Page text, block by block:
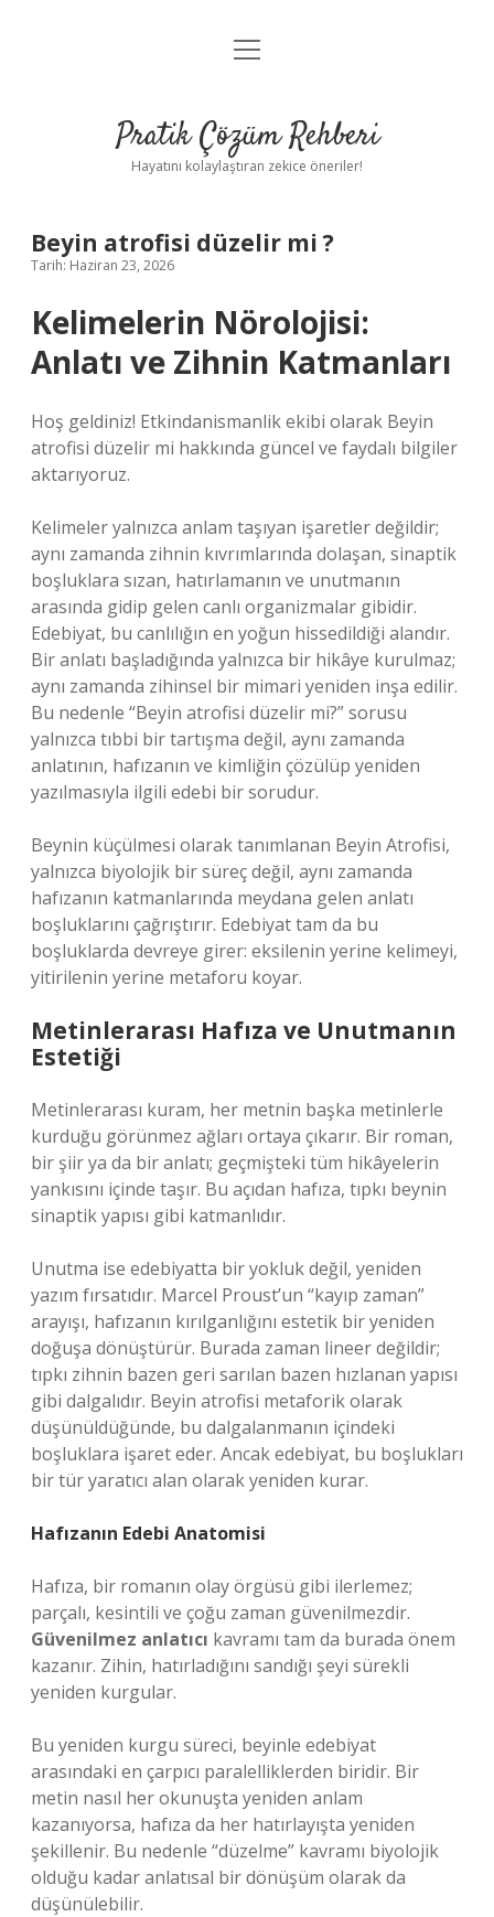
Anasayfa
Yasal Uyarı
menüyü
Pratik Çözüm Rehberi
Hayatını kolaylaştıran zekice öneriler!
Beyin atrofisi düzelir mi ?
Tarih: Haziran 23, 2026
Kelimelerin Nörolojisi:
Anlatı ve Zihnin Katmanları
Hoş geldiniz! Etkindanismanlik ekibi olarak Beyin
atrofisi düzelir mi hakkında güncel ve faydalı bilgiler
aktarıyoruz.
Kelimeler yalnızca anlam taşıyan işaretler değildir;
aynı zamanda zihnin kıvrımlarında dolaşan, sinaptik
boşluklara sızan, hatırlamanın ve unutmanın
arasında gidip gelen canlı organizmalar gibidir.
Edebiyat, bu canlılığın en yoğun hissedildiği alandır.
Bir anlatı başladığında yalnızca bir hikâye kurulmaz;
aynı zamanda zihinsel bir mimari yeniden inşa edilir.
Bu nedenle “Beyin atrofisi düzelir mi?” sorusu
yalnızca tıbbi bir tartışma değil, aynı zamanda
anlatının, hafızanın ve kimliğin çözülüp yeniden
yazılmasıyla ilgili edebi bir sorudur.
Beynin küçülmesi olarak tanımlanan Beyin Atrofisi,
yalnızca biyolojik bir süreç değil, aynı zamanda
hafızanın katmanlarında meydana gelen anlatı
boşluklarını çağrıştırır. Edebiyat tam da bu
boşluklarda devreye girer: eksilenin yerine kelimeyi,
yitirilenin yerine metaforu koyar.
Metinlerarası Hafıza ve Unutmanın
Estetiği
Metinlerarası kuram, her metnin başka metinlerle
kurduğu görünmez ağları ortaya çıkarır. Bir roman,
bir şiir ya da bir anlatı; geçmişteki tüm hikâyelerin
yankısını içinde taşır. Bu açıdan hafıza, tıpkı beynin
sinaptik yapısı gibi katmanlıdır.
Unutma ise edebiyatta bir yokluk değil, yeniden
yazım fırsatıdır. Marcel Proust’un “kayıp zaman”
arayışı, hafızanın kırılganlığını estetik bir yeniden
doğuşa dönüştürür. Burada zaman lineer değildir;
tıpkı zihnin bazen geri sarılan bazen hızlanan yapısı
gibi dalgalıdır. Beyin atrofisi metaforik olarak
düşünüldüğünde, bu dalgalanmanın içindeki
boşluklara işaret eder. Ancak edebiyat, bu boşlukları
bir tür yaratıcı alan olarak yeniden kurar.
Hafızanın Edebi Anatomisi
Hafıza, bir romanın olay örgüsü gibi ilerlemez;
parçalı, kesintili ve çoğu zaman güvenilmezdir.
Güvenilmez anlatıcı kavramı tam da burada önem
kazanır. Zihin, hatırladığını sandığı şeyi sürekli
yeniden kurgular.
Bu yeniden kurgu süreci, beyinle edebiyat
arasındaki en çarpıcı paralelliklerden biridir. Bir
metin nasıl her okunuşta yeniden anlam
kazanıyorsa, hafıza da her hatırlayışta yeniden
şekillenir. Bu nedenle “düzelme” kavramı biyolojik
olduğu kadar anlatısal bir dönüşüm olarak da
düşünülebilir.